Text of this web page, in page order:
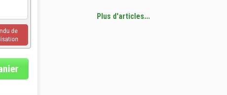
de
Plus d'articles...